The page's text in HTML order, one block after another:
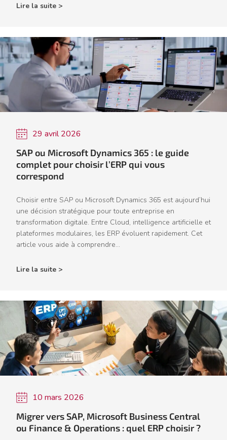
Lire la suite >
29 avril 2026
SAP ou Microsoft Dynamics 365 : le guide
complet pour choisir l’ERP qui vous
correspond
Choisir entre SAP ou Microsoft Dynamics 365 est aujourd’hui
une décision stratégique pour toute entreprise en
transformation digitale. Entre Cloud, intelligence artificielle et
plateformes modulaires, les ERP évoluent rapidement. Cet
article vous aide à comprendre...
Lire la suite >
10 mars 2026
Migrer vers SAP, Microsoft Business Central
ou Finance & Operations : quel ERP choisir ?